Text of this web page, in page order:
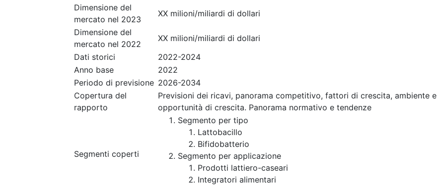
Dimensione del
mercato nel 2023
XX milioni/miliardi di dollari
Dimensione del
mercato nel 2022
XX milioni/miliardi di dollari
Dati storici
2022-2024
Anno base
2022
Periodo di previsione 2026-2034
Copertura del
rapporto
Previsioni dei ricavi, panorama competitivo, fattori di crescita, ambiente e
opportunità di crescita. Panorama normativo e tendenze
Segmenti coperti
Segmento per tipo
Lattobacillo
Bifidobatterio
Segmento per applicazione
Prodotti lattiero-caseari
Integratori alimentari